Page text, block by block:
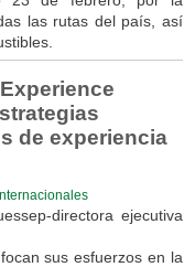
las rutas del país, así
de experiencia
Internacionales
directora ejecutiva
sus esfuerzos en la